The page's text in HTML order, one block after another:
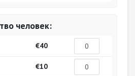
человек:
€40
€10